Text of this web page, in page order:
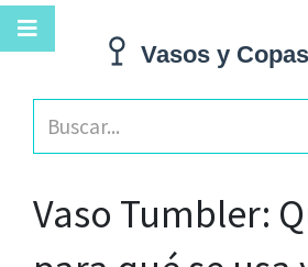
Vaso Tumbler: